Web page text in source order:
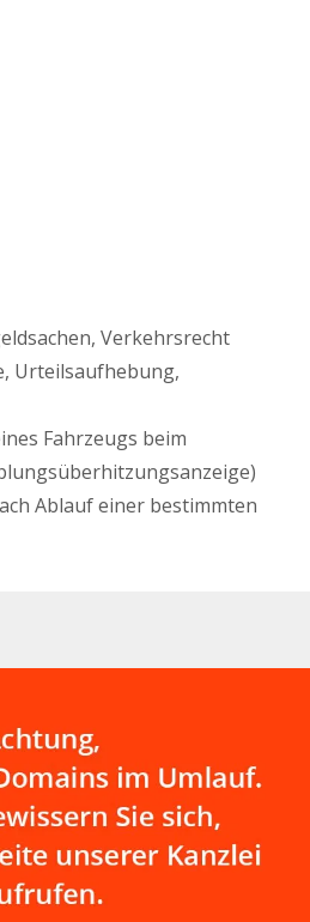
, Verkehrsrecht
, Urteilsaufhebung,
Fahrzeugs beim
Ablauf einer bestimmten